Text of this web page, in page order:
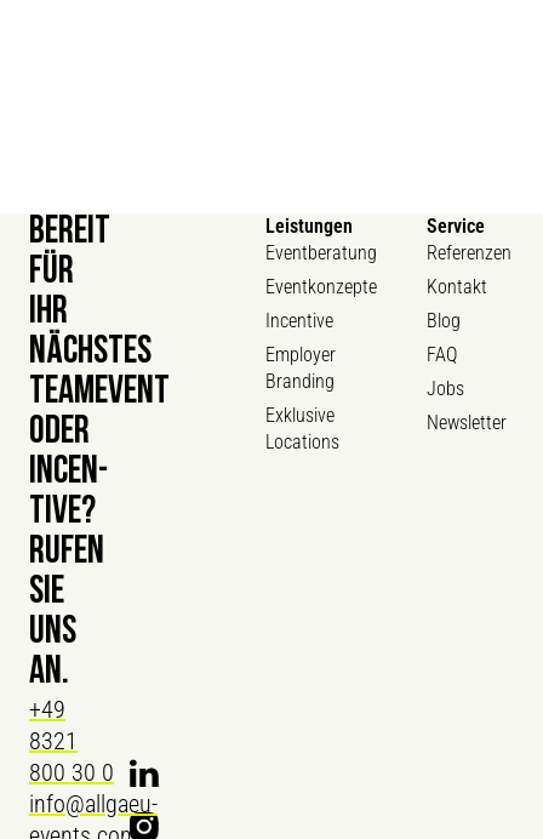
Leistungen
Eventberatung
Eventkonzepte
Incentive
Employer
Branding
Exklusive
Locations
Service
Referenzen
Kontakt
Blog
FAQ
Jobs
Newsletter
BEREIT
FÜR
IHR
NÄCHSTES
TEAMEVENT
ODER
INCEN­
TIVE?
RUFEN
SIE
UNS
AN.
+49
8321
800 30 0
info@allgaeu-